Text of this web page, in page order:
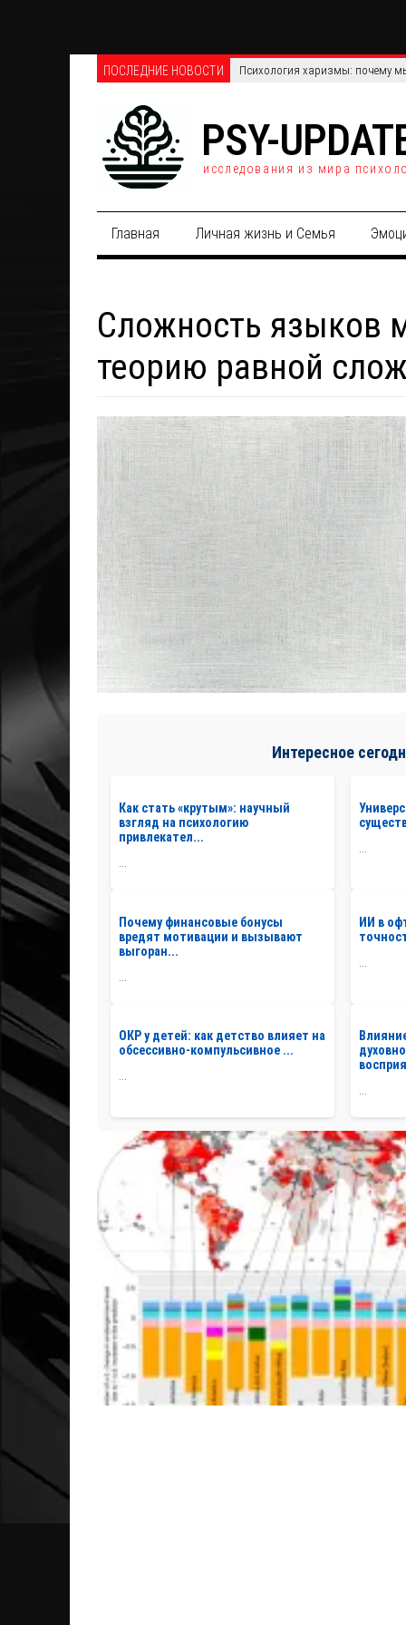
ПОСЛЕДНИЕ НОВОСТИ Телефонные против онлайн-
PSY-
исследования из мира
Главная Личная жизнь и Семья
Сложность языков
теорию равной
Интересное
Как стать «крутым»: научный
взгляд на психологию
привлекател...
Почему финансовые бонусы
вредят мотивации и вызывают
выгоран...
ИИ в
ОКР у детей: как детство влияет на
обсессивно-компульсивное ...
...
...